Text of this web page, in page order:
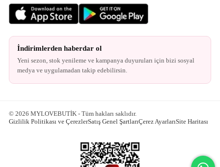
İndirimlerden haberdar ol
Yeni sezon, stok yenileme ve kampanya duyuruları için bizi sosyal
medya ve uygulamadan takip edebilirsin.
© 2026 MYLOVEBUTİK - Tüm hakları saklıdır.
Gizlilik Politikası ve ÇerezlerSatış Genel ŞartlarıÇerez AyarlarıSite Haritası